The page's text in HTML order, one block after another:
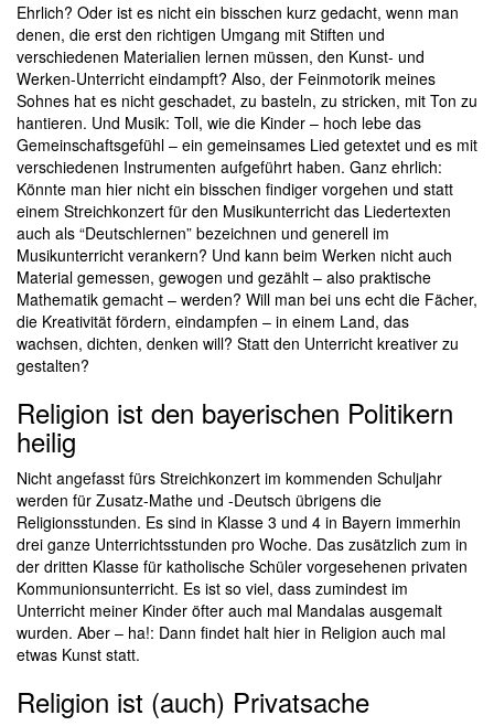
Ehrlich? Oder ist es nicht ein bisschen kurz gedacht, wenn man
denen, die erst den richtigen Umgang mit Stiften und
verschiedenen Materialien lernen müssen, den Kunst- und
Werken-Unterricht eindampft? Also, der Feinmotorik meines
Sohnes hat es nicht geschadet, zu basteln, zu stricken, mit Ton zu
hantieren. Und Musik: Toll, wie die Kinder – hoch lebe das
Gemeinschaftsgefühl – ein gemeinsames Lied getextet und es mit
verschiedenen Instrumenten aufgeführt haben. Ganz ehrlich:
Könnte man hier nicht ein bisschen findiger vorgehen und statt
einem Streichkonzert für den Musikunterricht das Liedertexten
auch als “Deutschlernen” bezeichnen und generell im
Musikunterricht verankern? Und kann beim Werken nicht auch
Material gemessen, gewogen und gezählt – also praktische
Mathematik gemacht – werden? Will man bei uns echt die Fächer,
die Kreativität fördern, eindampfen – in einem Land, das
wachsen, dichten, denken will? Statt den Unterricht kreativer zu
gestalten?
Religion ist den bayerischen Politikern
heilig
Nicht angefasst fürs Streichkonzert im kommenden Schuljahr
werden für Zusatz-Mathe und -Deutsch übrigens die
Religionsstunden. Es sind in Klasse 3 und 4 in Bayern immerhin
drei ganze Unterrichtsstunden pro Woche. Das zusätzlich zum in
der dritten Klasse für katholische Schüler vorgesehenen privaten
Kommunionsunterricht. Es ist so viel, dass zumindest im
Unterricht meiner Kinder öfter auch mal Mandalas ausgemalt
wurden. Aber – ha!: Dann findet halt hier in Religion auch mal
etwas Kunst statt.
Religion ist (auch) Privatsache